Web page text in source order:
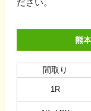
熊
間取り
1R